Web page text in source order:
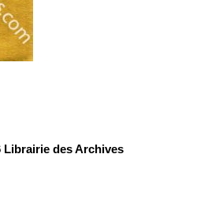
Librairie des Archives